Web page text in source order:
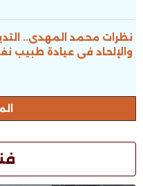
نظرات محمد المهدى..
والإلحاد فى عيادة طبيب